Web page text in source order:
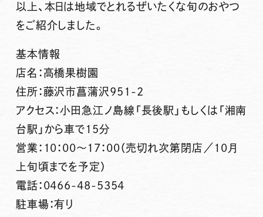
以上、本日は地域でとれるぜいたくな旬のおやつ
をご紹介しました。
基本情報
店名：高橋果樹園
住所：藤沢市菖蒲沢951-2
アクセス：小田急江ノ島線「長後駅」もしくは「湘南
台駅」から車で15分
営業：10：00～17：00（売切れ次第閉店／10月
上旬頃までを予定）
電話：0466-48-5354
駐車場：有り